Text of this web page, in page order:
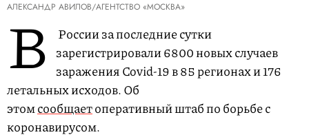
АЛЕКСАНДР АВИЛОВ/АГЕНТСТВО «МОСКВА»
В
России за последние сутки
зарегистрировали 6800 новых случаев
заражения Covid-19 в 85 регионах и 176
летальных исходов. Об
этомсообщаетоперативный штаб по борьбе с
коронавирусом.